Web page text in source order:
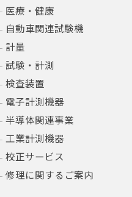
医療・健康
自動車関連試験機
計量
試験・計測
検査装置
電子計測機器
半導体関連事業
工業計測機器
校正サービス
修理に関するご案内